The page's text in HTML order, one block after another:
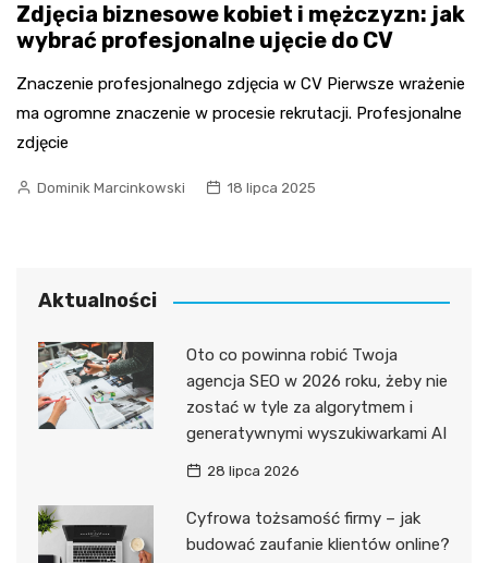
Zdjęcia biznesowe kobiet i mężczyzn: jak
wybrać profesjonalne ujęcie do CV
Znaczenie profesjonalnego zdjęcia w CV Pierwsze wrażenie
ma ogromne znaczenie w procesie rekrutacji. Profesjonalne
zdjęcie
Dominik Marcinkowski 18 lipca 2025
Aktualności
Oto co powinna robić Twoja
agencja SEO w 2026 roku, żeby nie
zostać w tyle za algorytmem i
generatywnymi wyszukiwarkami AI
28 lipca 2026
Cyfrowa tożsamość firmy – jak
budować zaufanie klientów online?